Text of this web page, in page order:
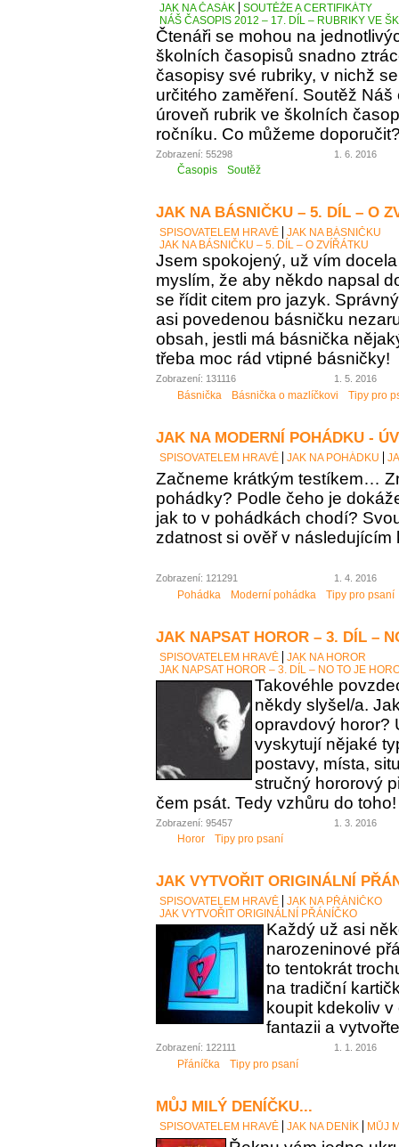
JAK NA ČASÁK
SOUTĚŽE A CERTIFIKÁTY
NÁŠ ČASOPIS 2012 – 17. DÍL – RUBRIKY VE
Čtenáři se mohou na
školních časopisů snadno
časopisy své rubriky, v nichž
určitého zaměření. Soutěž
úroveň rubrik ve školních
ročníku. Co můžeme
Zobrazení: 55298 1. 6. 2016
Časopis Soutěž
JAK NA BÁSNIČKU – 5. DÍL – O
SPISOVATELEM HRAVĚ
JAK NA BÁSNIČKU
JAK NA BÁSNIČKU – 5. DÍL – O ZVÍŘÁTKU
Jsem spokojený, už vím
myslím, že aby někdo napsal
se řídit citem pro jazyk.
asi povedenou básničku
obsah, jestli má básnička
třeba moc rád vtipné básničky!
Zobrazení: 131116 1. 5. 2016
Básnička Básnička o mazlíčkovi Tipy pro
JAK NA MODERNÍ POHÁDKU -
SPISOVATELEM HRAVĚ JAK NA POHÁDKU
Začneme krátkým testíkem…
pohádky? Podle čeho je
jak to v pohádkách chodí?
zdatnost si ověř v následujícím
Zobrazení: 121291 1. 4. 2016
Pohádka Moderní pohádka Tipy pro psaní
JAK NAPSAT HOROR – 3. DÍL –
SPISOVATELEM HRAVĚ
JAK NA HOROR
JAK NAPSAT HOROR – 3. DÍL – NO TO JE
Takovéhle
někdy slyšel/a.
opravdový horor?
vyskytují nějaké
postavy, místa,
stručný hororový
čem psát. Tedy vzhůru do toho!
Zobrazení: 95457 1. 3. 2016
Horor Tipy pro psaní
JAK VYTVOŘIT ORIGINÁLNÍ
SPISOVATELEM HRAVĚ
JAK NA PŘÁNÍČKO
JAK VYTVOŘIT ORIGINÁLNÍ PŘÁNÍČKO
Každý už asi
narozeninové
to tentokrát
na tradiční
koupit kdekoliv
fantazii a
Zobrazení: 122111 1. 1. 2016
Přáníčka Tipy pro psaní
MŮJ MILÝ DENÍČKU...
SPISOVATELEM HRAVĚ JAK NA DENÍK MŮJ